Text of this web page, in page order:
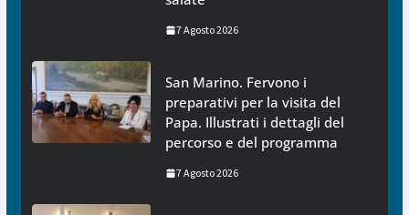
7 Agosto 2026
San Marino. Fervono i
preparativi per la visita del
Papa. Illustrati i dettagli del
percorso e del programma
7 Agosto 2026